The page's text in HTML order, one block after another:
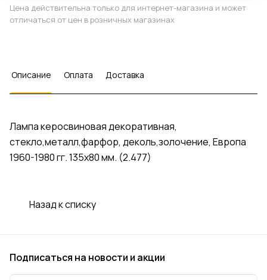
Цена действительна только для интернет-магазина и может
отличаться от цен в розничных магазинах
Описание Оплата Доставка
Лампа керосвиновая декоративная,
стекло,металл,фарфор, деколь,золочение, Европа
1960-1980 гг. 135x80 мм. (2.477)
Назад к списку
Подписаться на новости и акции